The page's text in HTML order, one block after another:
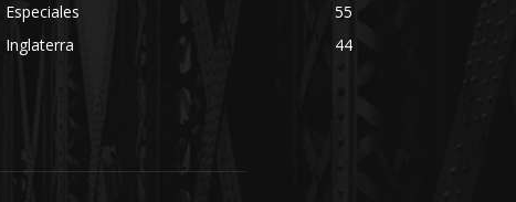
Especiales
55
Inglaterra
44